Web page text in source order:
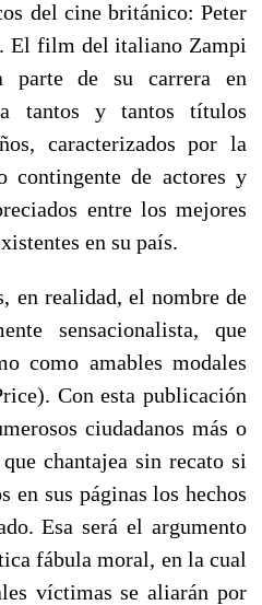
del cine británico: Peter
El film del italiano Zampi
parte de su carrera en
tantos y tantos títulos
caracterizados por la
contingente de actores y
entre los mejores
en su país.
en realidad, el nombre de
sensacionalista, que
como amables modales
Con esta publicación
ciudadanos más o
chantajea sin recato si
en sus páginas los hechos
Esa será el argumento
fábula moral, en la cual
víctimas se aliarán por